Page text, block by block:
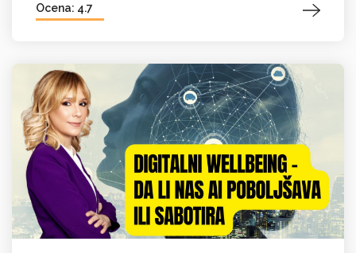
Ocena: 4.7